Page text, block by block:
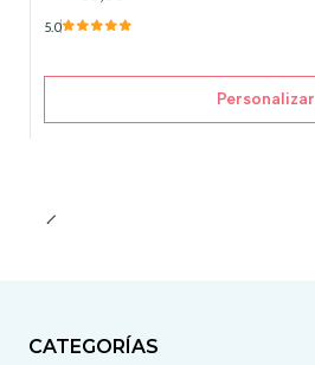
5.0
Personalizar
CATEGORÍAS